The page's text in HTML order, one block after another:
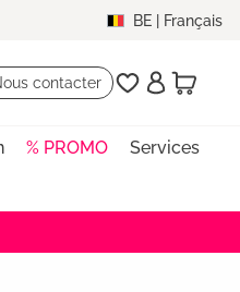
BE | Français
contacter
% PROMO Services